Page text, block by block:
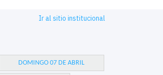
Ir al sitio institucional
DOMINGO 07 DE ABRIL